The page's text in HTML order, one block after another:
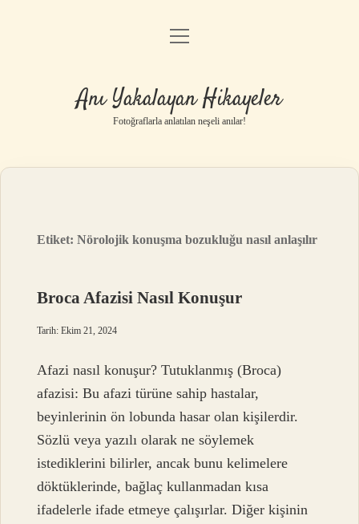
Anasayfa
Yasal Uyarı
menüyü
Anı Yakalayan Hikayeler
Fotoğraflarla anlatılan neşeli anılar!
Etiket:Nörolojik konuşma bozukluğu nasıl anlaşılır
Broca Afazisi Nasıl Konuşur
Tarih: Ekim 21, 2024
Afazi nasıl konuşur? Tutuklanmış (Broca)
afazisi: Bu afazi türüne sahip hastalar,
beyinlerinin ön lobunda hasar olan kişilerdir.
Sözlü veya yazılı olarak ne söylemek
istediklerini bilirler, ancak bunu kelimelere
döktüklerinde, bağlaç kullanmadan kısa
ifadelerle ifade etmeye çalışırlar. Diğer kişinin